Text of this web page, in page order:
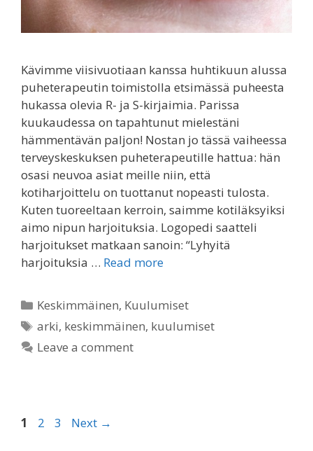
Kävimme viisivuotiaan kanssa huhtikuun alussa
puheterapeutin toimistolla etsimässä puheesta
hukassa olevia R- ja S-kirjaimia. Parissa
kuukaudessa on tapahtunut mielestäni
hämmentävän paljon! Nostan jo tässä vaiheessa
terveyskeskuksen puheterapeutille hattua: hän
osasi neuvoa asiat meille niin, että
kotiharjoittelu on tuottanut nopeasti tulosta.
Kuten tuoreeltaan kerroin, saimme kotiläksyiksi
aimo nipun harjoituksia. Logopedi saatteli
harjoitukset matkaan sanoin: “Lyhyitä
harjoituksia … Read more
Categories
Keskimmäinen, Kuulumiset
Tags
arki, keskimmäinen, kuulumiset
Leave a comment
Page
1 Page
2 Page
3 Next →